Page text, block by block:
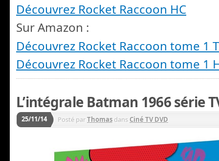
Découvrez Rocket Raccoon HC
Sur Amazon :
Découvrez Rocket Raccoon tome 1
Découvrez Rocket Raccoon tome 1
L’intégrale Batman 1966 série
25/11/14 Posté parThomas dans Ciné TV DVD